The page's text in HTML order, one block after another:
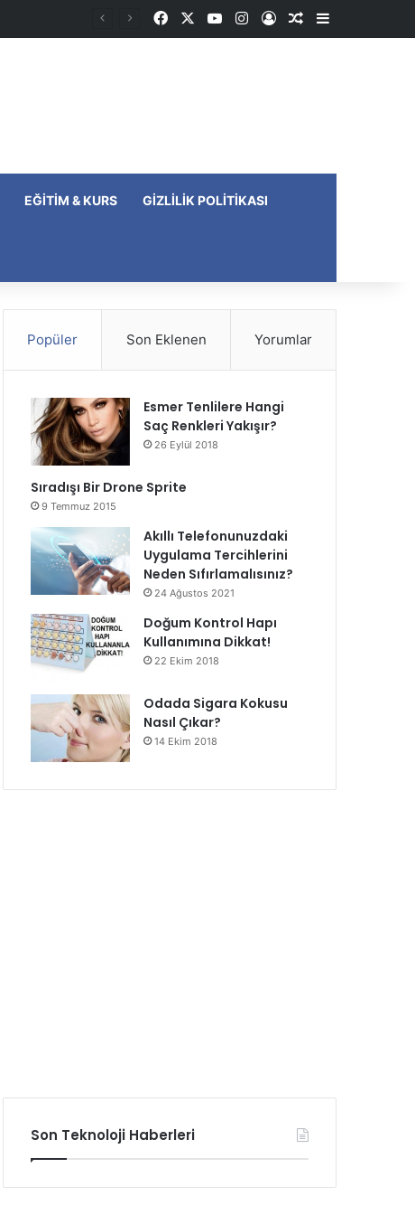
FacebookYouTubeInstagram
Kayıt OlRastgele Makale
Kenar
EĞITIM & KURS GIZLILIK POLITIKASI
Popüler Son Eklenen Yorumlar
Esmer Tenlilere Hangi
Saç Renkleri Yakışır?
26 Eylül 2018
Sıradışı Bir Drone Sprite
9 Temmuz 2015
Akıllı Telefonunuzdaki
Uygulama Tercihlerini
Neden Sıfırlamalısınız?
24 Ağustos 2021
Doğum Kontrol Hapı
Kullanımına Dikkat!
22 Ekim 2018
Odada Sigara Kokusu
Nasıl Çıkar?
14 Ekim 2018
Son Teknoloji Haberleri